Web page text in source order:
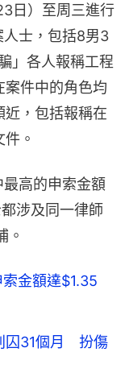
日）至周三進行
人士，包括8男3
」各人報稱工程
案件中的角色均
，包括報稱在
。
高的申索金額
涉及同一律師
。
金額達$1.35
囚31個月 扮傷